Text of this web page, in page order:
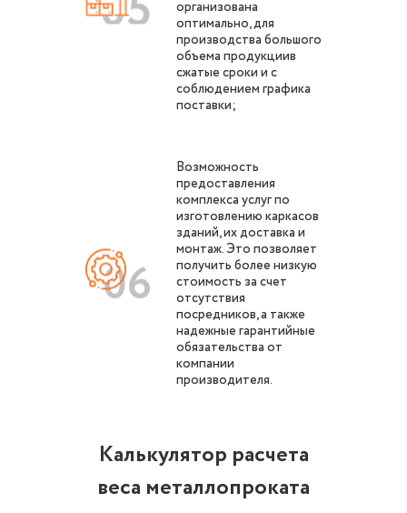
организована
оптимально, для
производства большого
объема продукциив
сжатые сроки и с
соблюдением графика
поставки;
Возможность
предоставления
комплекса услуг по
изготовлению каркасов
зданий, их доставка и
монтаж. Это позволяет
получить более низкую
стоимость за счет
отсутствия
посредников, а также
надежные гарантийные
обязательства от
компании
производителя.
Калькулятор расчета
веса металлопроката